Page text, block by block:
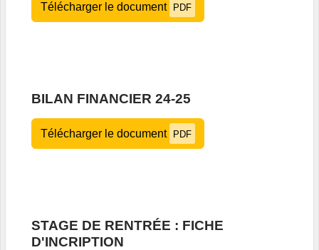
Télécharger le document PDF
BILAN FINANCIER 24-25
Télécharger le document PDF
STAGE DE RENTRÉE : FICHE
D'INCRIPTION